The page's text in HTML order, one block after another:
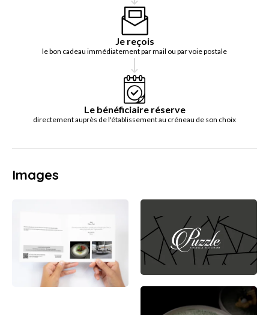
Je reçois
le bon cadeau immédiatement par mail ou par voie postale
Le bénéficiaire réserve
directement auprès de l'établissement au créneau de son choix
Images